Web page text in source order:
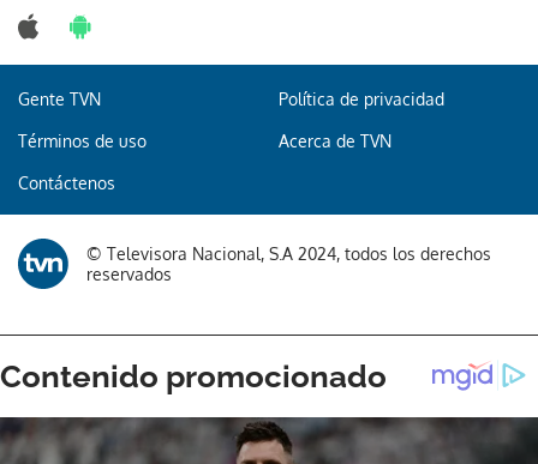
Gente TVN Política de privacidad
Términos de uso Acerca de TVN
Contáctenos
© Televisora Nacional, S.A 2024, todos los derechos
reservados